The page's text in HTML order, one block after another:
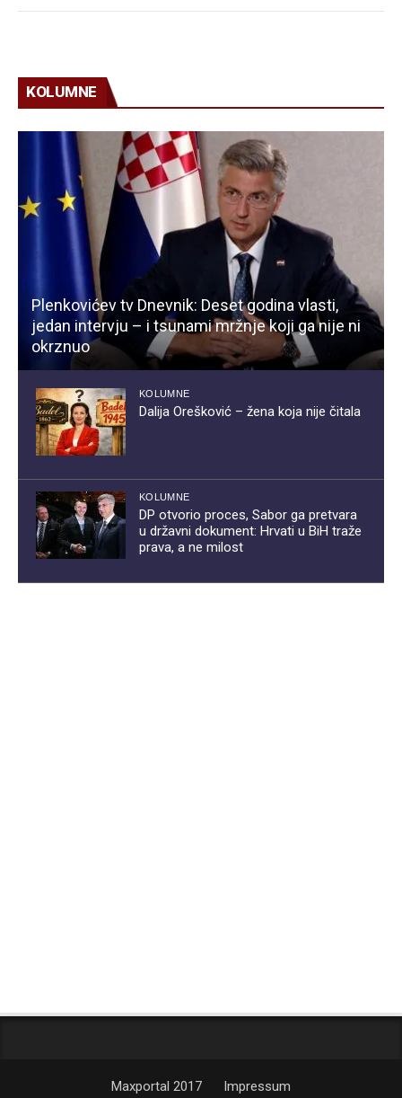
KOLUMNE
Plenkovićev tv Dnevnik: Deset godina vlasti,
jedan intervju – i tsunami mržnje koji ga nije ni
okrznuo
KOLUMNE
Dalija Orešković – žena koja nije čitala
KOLUMNE
DP otvorio proces, Sabor ga pretvara
u državni dokument: Hrvati u BiH traže
prava, a ne milost
Maxportal 2017 Impressum